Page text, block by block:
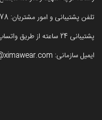
تلفن پشتیبانی و امور مشتریان:
پشتیبانی 24 ساعته از طریق واتساپ
ایمیل سازمانی: